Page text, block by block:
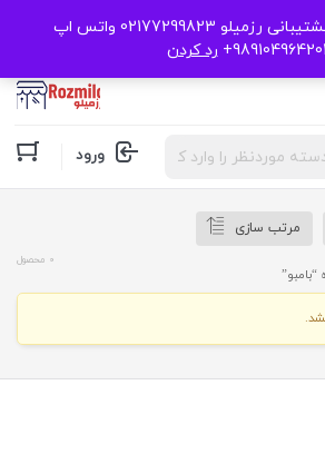
شماره های جدید پشتیبانی رزمیلو 02177299823 واتس اپ
رد کردن
ورود
مرتب سازی
0 محصول